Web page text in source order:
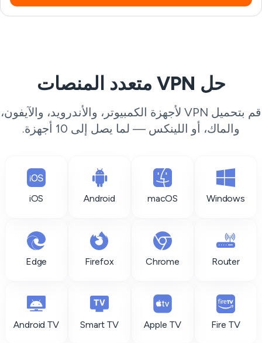
حل VPN متعدد المنصات
قم بتحميل VPN لأجهزة الكمبيوتر، والأندرويد، والآيفون،
والماك، أو اللينكس — لما يصل إلى 10 أجهزة.
Windows
macOS
Android
iOS
Router
Chrome
Firefox
Edge
Fire TV
Apple TV
Smart TV
Android TV